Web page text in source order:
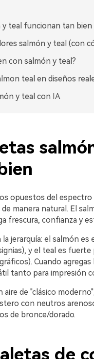
y teal funcionan tan bien
salmón y teal (con
con salmón y teal?
teal en diseños
y teal con IA
opuestos del
manera natural. El
frescura, confianza y
jerarquía: el salmón es
y el teal es
Cuando
tanto para impresión
de "clásico
con neutros
de bronce/dorado.
de